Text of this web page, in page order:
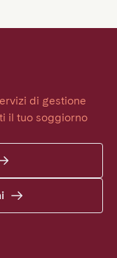
di gestione
il tuo soggiorno